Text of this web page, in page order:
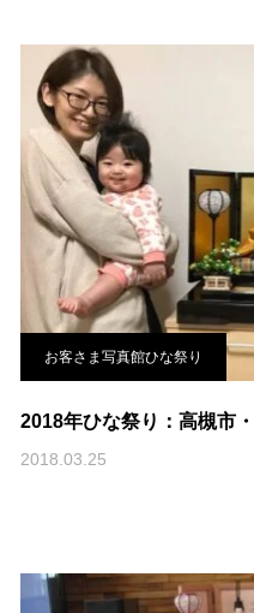
お客さま写真館ひな祭り
2018年ひな祭り：高槻市
2018.03.25